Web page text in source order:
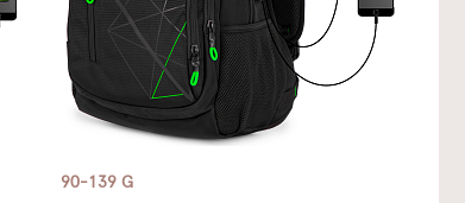
90-139 G